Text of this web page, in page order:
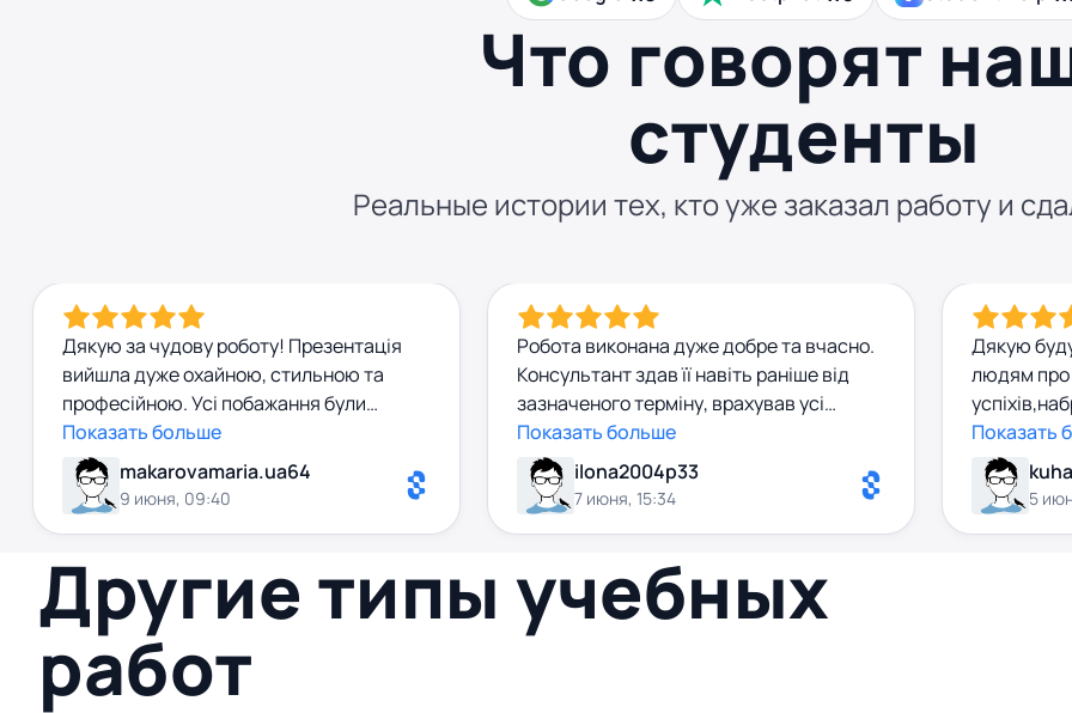
Что говорят
студенты
Реальные истории тех, кто уже заказал работу и
Дякую за чудову роботу! Презентація
вийшла дуже охайною, стильною та
професійною. Усі побажання були
враховані, а результат перевершив мої
очікування. Рекомендую до співпраці!
Показать больше
makarovamaria.ua64
9 июня, 09:40
Робота виконана дуже добре та вчасно.
Консультант здав її навіть раніше від
зазначеного терміну, врахував усі
побажання, а результат повністю
відповідає очікуванням. Співпрацею
залишилася задоволена.
Показать больше
ilona2004p33
7 июня, 15:34
Дякую
людям
Показать
5
Другие типы учебных
работ